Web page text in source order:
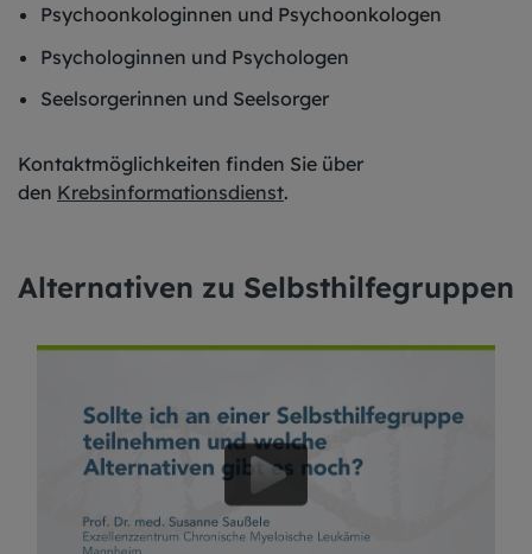
Psychoonkologinnen und Psychoonkologen
Psychologinnen und Psychologen
Seelsorgerinnen und Seelsorger
Kontaktmöglichkeiten finden Sie über
den Krebsinformationsdienst.
Alternativen zu Selbsthilfegruppen